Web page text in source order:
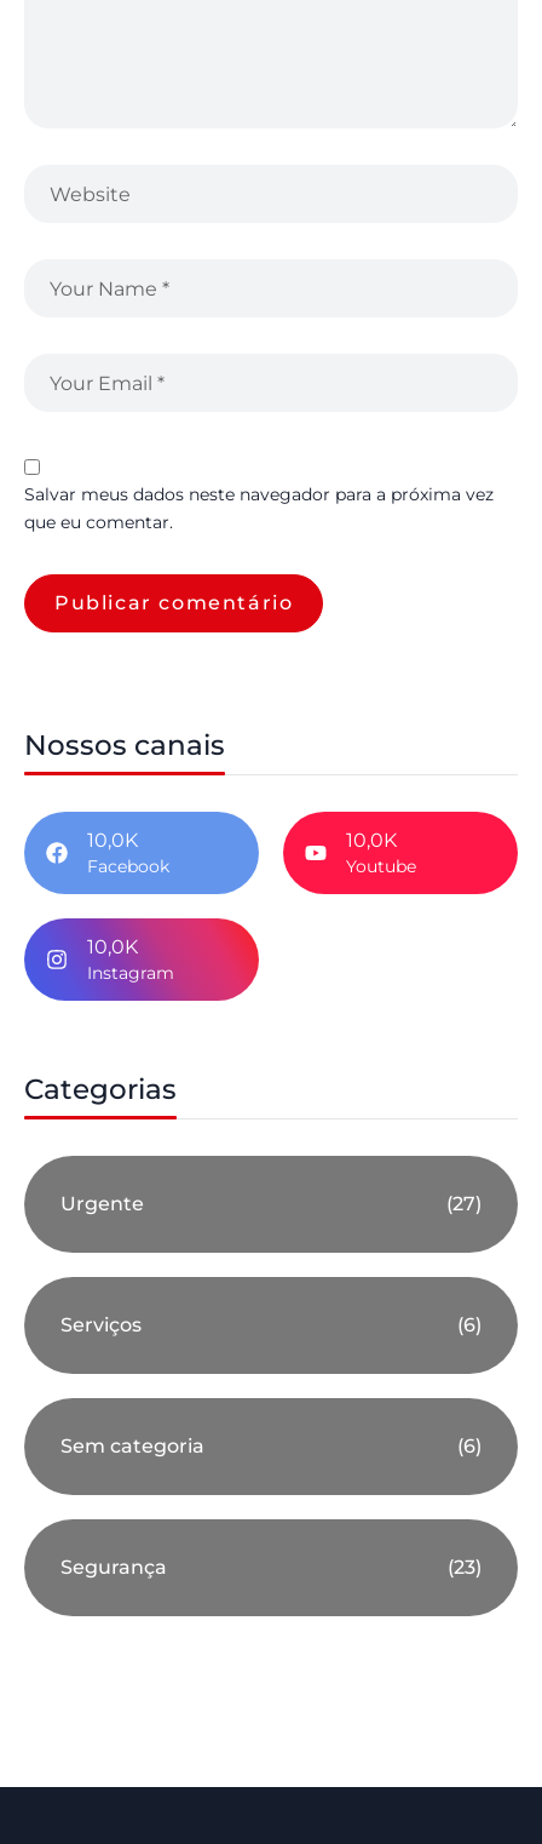
Salvar meus dados neste navegador para a próxima vez
que eu comentar.
Nossos canais
10,0K
Facebook
10,0K
Youtube
10,0K
Instagram
Categorias
Urgente (27)
Serviços (6)
Sem categoria (6)
Segurança (23)